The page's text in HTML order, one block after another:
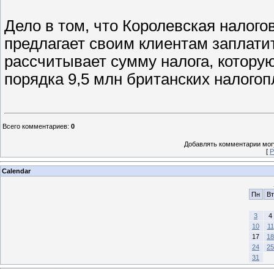
Дело в том, что Королевская
предлагает своим клиентам
рассчитывает сумму налога,
порядка 9,5 млн британских
Всего комментариев: 0
Добавлять комментарии
[
Calendar
Пн
Вт
3
4
10
11
17
18
24
25
31